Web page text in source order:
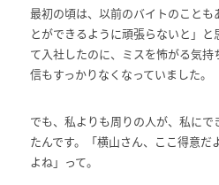
最初の頃は、以前のバイトのことも
とができるように頑張らないと」と
て入社したのに、ミスを怖がる気持
信もすっかりなくなっていました。
でも、私よりも周りの人が、私に
たんです。「横山さん、ここ得意だ
よね」って。